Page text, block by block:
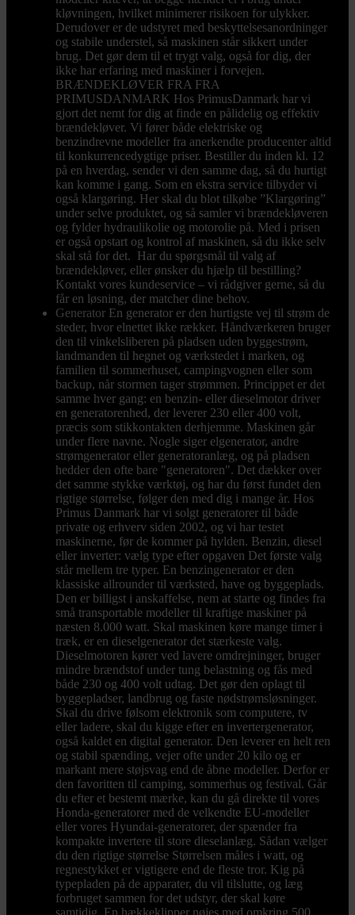
kløvningen, hvilket minimerer risikoen for ulykker.
Derudover er de udstyret med beskyttelsesanordninger
og stabile understel, så maskinen står sikkert under
brug. Det gør dem til et trygt valg, også for dig, der
ikke har erfaring med maskiner i forvejen.
BRÆNDEKLØVER FRA FRA
PRIMUSDANMARK Hos PrimusDanmark har vi
gjort det nemt for dig at finde en pålidelig og effektiv
brændekløver. Vi fører både elektriske og
benzindrevne modeller fra anerkendte producenter altid
til konkurrencedygtige priser. Bestiller du inden kl. 12
på en hverdag, sender vi den samme dag, så du hurtigt
kan komme i gang. Som en ekstra service tilbyder vi
også klargøring. Her skal du blot tilkøbe ”Klargøring”
under selve produktet, og så samler vi brændekløveren
og fylder hydraulikolie og motorolie på. Med i prisen
er også opstart og kontrol af maskinen, så du ikke selv
skal stå for det. Har du spørgsmål til valg af
brændekløver, eller ønsker du hjælp til bestilling?
Kontakt vores kundeservice – vi rådgiver gerne, så du
får en løsning, der matcher dine behov.
Generator En generator er den hurtigste vej til strøm de
steder, hvor elnettet ikke rækker. Håndværkeren bruger
den til vinkelsliberen på pladsen uden byggestrøm,
landmanden til hegnet og værkstedet i marken, og
familien til sommerhuset, campingvognen eller som
backup, når stormen tager strømmen. Princippet er det
samme hver gang: en benzin- eller dieselmotor driver
en generatorenhed, der leverer 230 eller 400 volt,
præcis som stikkontakten derhjemme. Maskinen går
under flere navne. Nogle siger elgenerator, andre
strømgenerator eller generatoranlæg, og på pladsen
hedder den ofte bare "generatoren". Det dækker over
det samme stykke værktøj, og har du først fundet den
rigtige størrelse, følger den med dig i mange år. Hos
Primus Danmark har vi solgt generatorer til både
private og erhverv siden 2002, og vi har testet
maskinerne, før de kommer på hylden. Benzin, diesel
eller inverter: vælg type efter opgaven Det første valg
står mellem tre typer. En benzingenerator er den
klassiske allrounder til værksted, have og byggeplads.
Den er billigst i anskaffelse, nem at starte og findes fra
små transportable modeller til kraftige maskiner på
næsten 8.000 watt. Skal maskinen køre mange timer i
træk, er en dieselgenerator det stærkeste valg.
Dieselmotoren kører ved lavere omdrejninger, bruger
mindre brændstof under tung belastning og fås med
både 230 og 400 volt udtag. Det gør den oplagt til
byggepladser, landbrug og faste nødstrømsløsninger.
Skal du drive følsom elektronik som computere, tv
eller ladere, skal du kigge efter en invertergenerator,
også kaldet en digital generator. Den leverer en helt ren
og stabil spænding, vejer ofte under 20 kilo og er
markant mere støjsvag end de åbne modeller. Derfor er
den favoritten til camping, sommerhus og festival. Går
du efter et bestemt mærke, kan du gå direkte til vores
Honda-generatorer med de velkendte EU-modeller
eller vores Hyundai-generatorer, der spænder fra
kompakte invertere til store dieselanlæg. Sådan vælger
du den rigtige størrelse Størrelsen måles i watt, og
regnestykket er vigtigere end de fleste tror. Kig på
typepladen på de apparater, du vil tilslutte, og læg
forbruget sammen for det udstyr, der skal køre